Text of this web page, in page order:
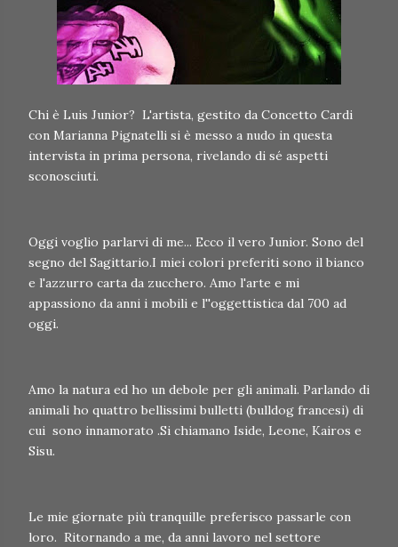
Chi è Luis Junior? L'artista, gestito da Concetto Cardi
con Marianna Pignatelli si è messo a nudo in questa
intervista in prima persona, rivelando di sé aspetti
sconosciuti.
Oggi voglio parlarvi di me... Ecco il vero Junior. Sono del
segno del Sagittario.I miei colori preferiti sono il bianco
e l'azzurro carta da zucchero. Amo l'arte e mi
appassiono da anni i mobili e l''oggettistica dal 700 ad
oggi.
Amo la natura ed ho un debole per gli animali. Parlando di
animali ho quattro bellissimi bulletti (bulldog francesi) di
cui sono innamorato .Si chiamano Iside, Leone, Kairos e
Sisu.
Le mie giornate più tranquille preferisco passarle con
loro. Ritornando a me, da anni lavoro nel settore